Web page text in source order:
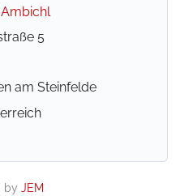
5
am Steinfelde
by JEM